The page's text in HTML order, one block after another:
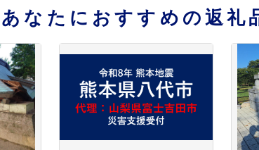
あなたにおすすめの返礼